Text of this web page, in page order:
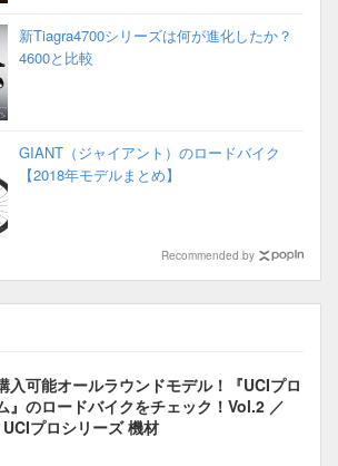
新Tiagra4700シリーズは何が進化したか？
4600と比較
GIANT（ジャイアント）のロードバイク
【2018年モデルまとめ】
Recommended by
入可能オールラウンドモデル！『UCIプロ
』のロードバイクをチェック！Vol.2 ／
プロシリーズ 機材